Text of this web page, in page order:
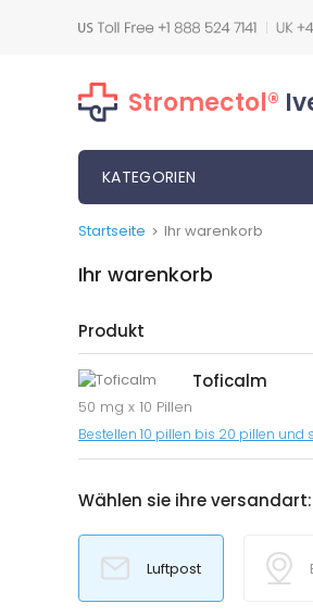
Stromectol®
KATEGORIEN
Startseite > Ihr warenkorb
Ihr warenkorb
Produkt
Toficalm
50 mg x 10 Pillen
Bestellen 10 pillen bis 20 pillen und
Wählen sie ihre versandart:
Luftpost